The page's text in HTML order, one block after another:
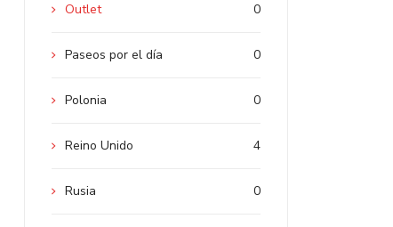
0
Outlet
0
Paseos por el día
0
Polonia
4
Reino Unido
0
Rusia